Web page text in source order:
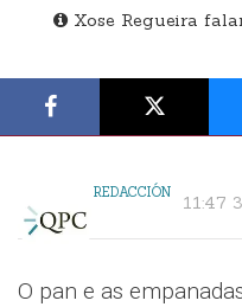
Xose Regueira
REDACCIÓN 11:47
O pan e as